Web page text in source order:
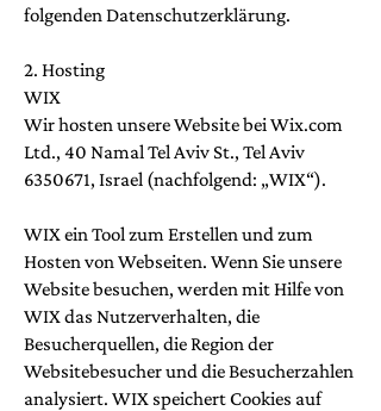
folgenden Datenschutzerklärung.
2. Hosting
WIX
Wir hosten unsere Website bei Wix.com
Ltd., 40 Namal Tel Aviv St., Tel Aviv
6350671, Israel (nachfolgend: „WIX“).
WIX ein Tool zum Erstellen und zum
Hosten von Webseiten. Wenn Sie unsere
Website besuchen, werden mit Hilfe von
WIX das Nutzerverhalten, die
Besucherquellen, die Region der
Websitebesucher und die Besucherzahlen
analysiert. WIX speichert Cookies auf